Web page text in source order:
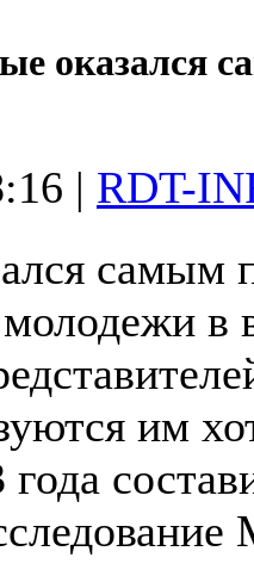
оказался
| RDT-
самым
в
им
года